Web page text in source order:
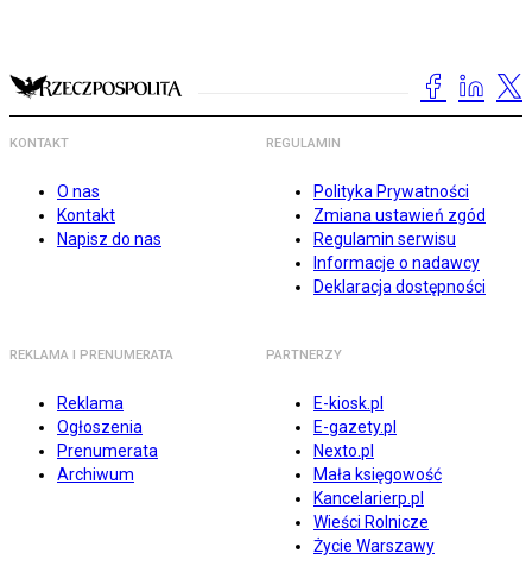
KONTAKT
O nas
Kontakt
Napisz do nas
REGULAMIN
Polityka Prywatności
Zmiana ustawień zgód
Regulamin serwisu
Informacje o nadawcy
Deklaracja dostępności
REKLAMA I PRENUMERATA
Reklama
Ogłoszenia
Prenumerata
Archiwum
PARTNERZY
E-kiosk.pl
E-gazety.pl
Nexto.pl
Mała księgowość
Kancelarierp.pl
Wieści Rolnicze
Życie Warszawy